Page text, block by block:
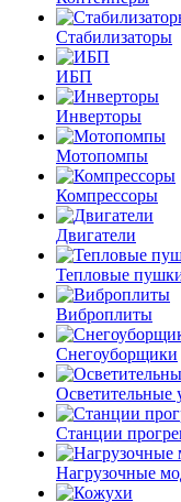
Стабилизаторы
ИБП
Инверторы
Мотопомпы
Компрессоры
Двигатели
Тепловые
Виброплиты
Снегоуборщики
Осветительные
Станции
Нагрузочные